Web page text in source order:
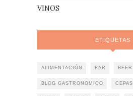
VINOS
ETIQUETAS
ALIMENTACIÓN BAR BEER
BLOG GASTRONOMICO CEPAS